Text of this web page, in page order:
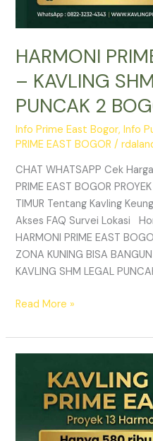
HARMONI
– KAVLING
PUNCAK 2
Info Prime East Bogor,Info
PRIME EAST BOGOR /
CHAT WHATSAPP Cek
PRIME EAST BOGOR
TIMUR Tentang Kavling
Akses FAQ Survei Lokasi
HARMONI PRIME EAST
ZONA KUNING BISA
KAVLING SHM LEGAL
Read More »
MURAH
Puncak